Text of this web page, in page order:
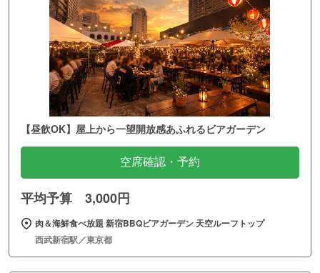
【昼飲OK】屋上から一望開放感あふれるビアガーデン
空席確認・予約
平均予算 3,000円
肉＆海鮮食べ放題 新宿BBQビアガーデン 天空ルーフトップ
西武新宿駅／東京都